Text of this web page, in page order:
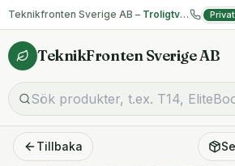
Teknikfronten Sverige AB – Troligtvis billigast på begagnad IT! Privat
TeknikFronten Sverige AB
Tillbaka